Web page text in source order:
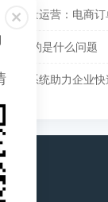
域流量运营：电商
解决的是什么问题
管理系统助力企业